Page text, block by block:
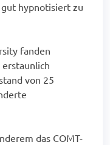
hypnotisiert zu
fanden
erstaunlich
von 25
das COMT-